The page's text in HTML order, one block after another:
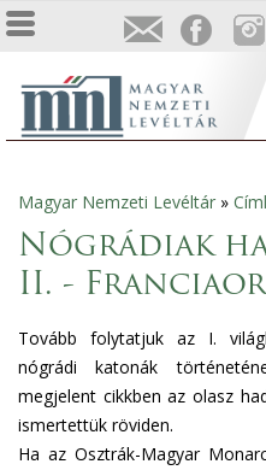
Jelenlegi
hely
Magyar Nemzeti Levéltár »
Nógrádiak
II. -
Tovább folytatjuk az I.
nógrádi katonák
megjelent cikkben az olasz
ismertettük röviden.
Ha az Osztrák-Magyar